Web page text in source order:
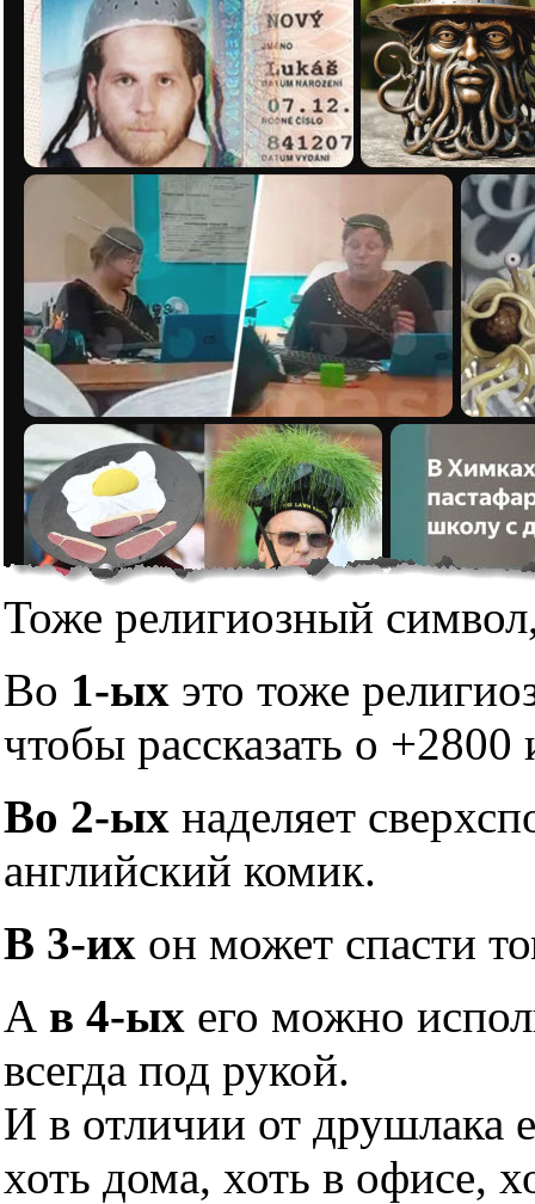
Тоже религиозный
Во 1-ых это тоже
чтобы рассказать о +2800
Во 2-ых наделяет
английский комик.
В 3-их он может спасти
А в 4-ых его можно
всегда под рукой.
И в отличии от друшлака
хоть дома, хоть в офисе,